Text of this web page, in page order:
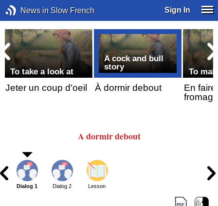
News in Slow French Sign In
To take a look at
Jeter un coup d'oeil
A cock and bull
story
À dormir debout
To
En
fromage
A dormirdebout
Dialog 1 Dialog 2 Lesson